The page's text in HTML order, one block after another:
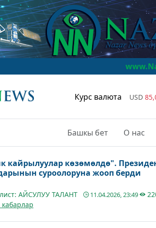
www.NazarNews.kg
Курс валюта USD
Башкы бет О нас
кайрылуулар көзөмөлдө".
суроолоруна жооп берди
АЙСУЛУУ ТАЛАНТ 11.04.2026, 23:49